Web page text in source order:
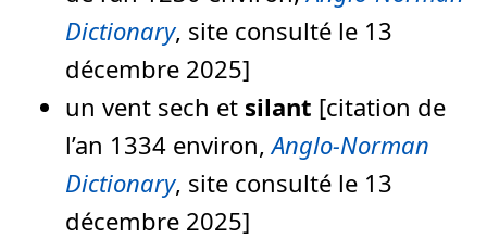
Dictionary, site consulté le 13
décembre 2025]
un vent sech et silant [citation de
l’an 1334 environ,Anglo-Norman
Dictionary, site consulté le 13
décembre 2025]